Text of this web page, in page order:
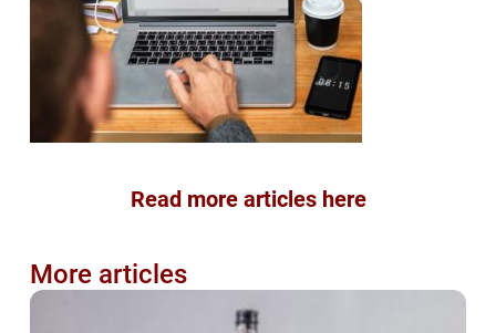
Read more articles here
More articles